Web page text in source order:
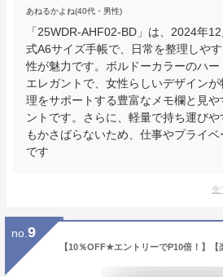
あねるかよね(40代・男性)
「25WDR-AHF02-BD」は、2024年
式A6サイズ手帳で、日常を整理しや
性が魅力です。ボルドーカラーのハ
エレガントで、女性らしいデザイン
理をサポートする豊富なメモ欄と見
ントです。さらに、軽量で持ち運び
もかさばらないため、仕事やプライ
です
全
no. 9